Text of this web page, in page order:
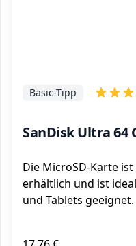
SanDisk Ultra 64
Basic-Tipp
Die MicroSD-Karte
erhältlich und ist
und Tablets geeignet.